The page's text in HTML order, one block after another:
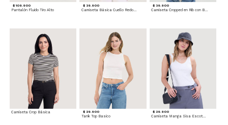
$ 109.900
Pantalón Fluido Tiro Alto
$ 39.900
Camiseta Básica Cuello Redondo
$ 39.900
Camiseta Crop Básica $ 29.900
Tank Top Basico
$ 29.900
Camiseta Manga Sisa Escotada